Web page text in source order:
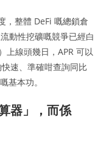
，整體 DeFi 嘅總鎖倉
動性挖礦嘅競爭已經白
上線頭幾日，APR 可以
速、準確咁查詢同比
基本功。
器」，而係